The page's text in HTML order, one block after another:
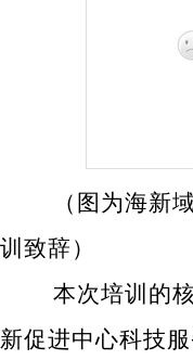
（图为海新
训致辞）
本次培训的
新促进中心科技